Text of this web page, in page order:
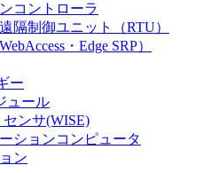
コントローラ
隔制御ユニット（RTU）
・Edge SRP）
ー
ュール
ンサ(WISE)
ションコンピュータ
ン